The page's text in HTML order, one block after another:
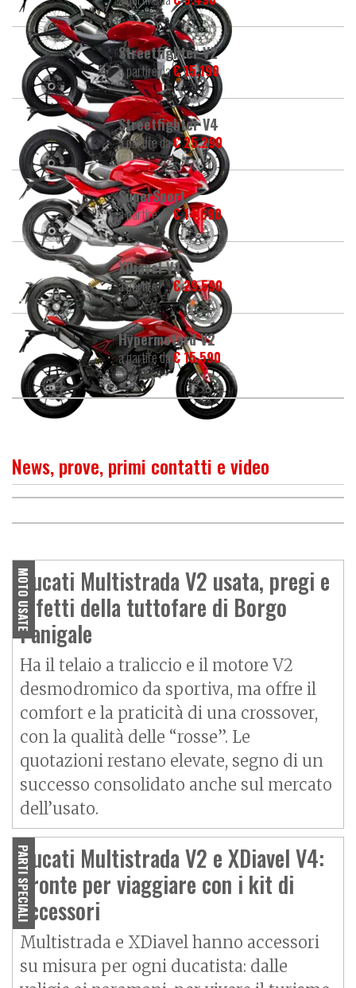
Streetfighter V2
a partire da€ 15.190
Streetfighter V4
a partire da€ 25.290
SuperSport
a partire da€ 14.690
XDiavel V4
a partire da€ 29.590
Hypermotard V2
a partire da€ 15.590
News, prove, primi contatti e video
PROVADucati Multistrada V2 S
Travel: divertente sempre
OSu strada con la nuova
Ducati Multistrada V2 2025,
ecco come cambia!
MOTO USATE
Ducati Multistrada V2 usata, pregi e
difetti della tuttofare di Borgo
Panigale
Ha il telaio a traliccio e il motore V2
desmodromico da sportiva, ma offre il
comfort e la praticità di una crossover,
con la qualità delle “rosse”. Le
quotazioni restano elevate, segno di un
successo consolidato anche sul mercato
dell’usato.
PARTI SPECIALI
Ducati Multistrada V2 e XDiavel V4:
pronte per viaggiare con i kit di
accessori
Multistrada e XDiavel hanno accessori
su misura per ogni ducatista: dalle